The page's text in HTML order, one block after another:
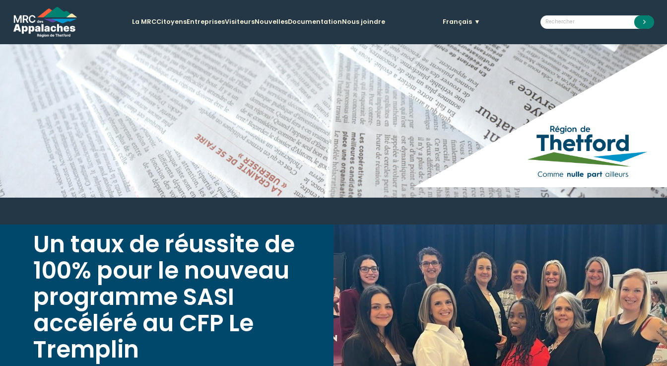
La MRCCitoyensEntreprisesVisiteursNouvellesDocumentationNous joindre Français ▼
Un taux de réussite de
100% pour le nouveau
programme SASI
accéléré au CFP Le
Tremplin